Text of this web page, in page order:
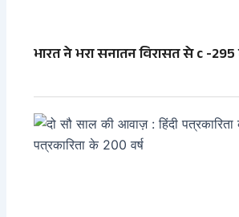
भारत ने भरा सनातन विरासत से c -